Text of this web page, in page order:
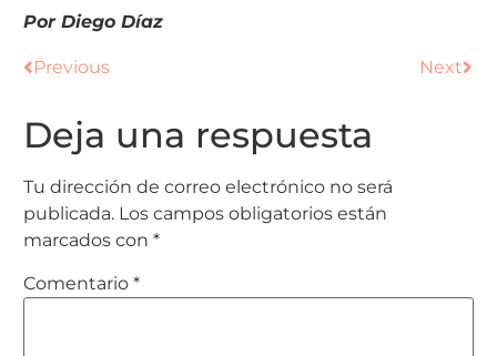
Por Diego Díaz
Previous Next
Deja una respuesta
Tu dirección de correo electrónico no será
publicada. Los campos obligatorios están
marcados con *
Comentario *